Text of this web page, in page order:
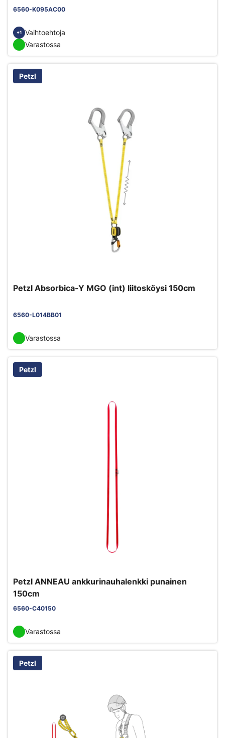
6560-K095AC00
+1
Vaihtoehtoja
Varastossa
Petzl
Petzl Absorbica-Y MGO (int) liitosköysi 150cm
6560-L014BB01
Varastossa
Petzl
Petzl ANNEAU ankkurinauhalenkki punainen
150cm
6560-C40150
Varastossa
Petzl